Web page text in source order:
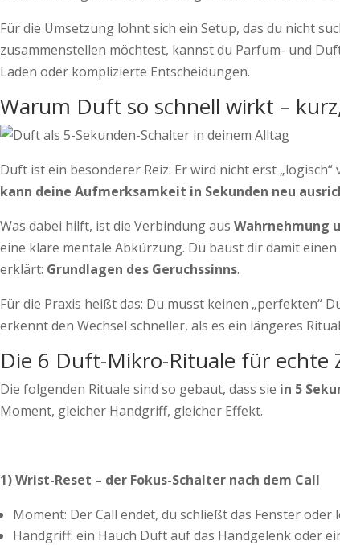
Für die Umsetzung lohnt sich ein Setup, das du nicht
zusammenstellen möchtest, kannst du Parfum- und
Laden oder komplizierte Entscheidungen.
Warum Duft so schnell wirkt –
Duft ist ein besonderer Reiz: Er wird nicht erst
kann deine Aufmerksamkeit in Sekunden neu
Was dabei hilft, ist die Verbindung aus Wahrnehmung
eine klare mentale Abkürzung. Du baust dir damit
erklärt: Grundlagen des Geruchssinns.
Für die Praxis heißt das: Du musst keinen „perfekten“
erkennt den Wechsel schneller, als es ein längeres
Die 6 Duft-Mikro-Rituale für echte
Die folgenden Rituale sind so gebaut, dass sie in 5
Moment, gleicher Handgriff, gleicher Effekt.
1) Wrist-Reset – der Fokus-Schalter nach dem Call
Moment: Der Call endet, du schließt das Fenster oder
Handgriff: ein Hauch Duft auf das Handgelenk oder